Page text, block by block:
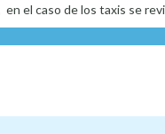
el caso de los taxis se